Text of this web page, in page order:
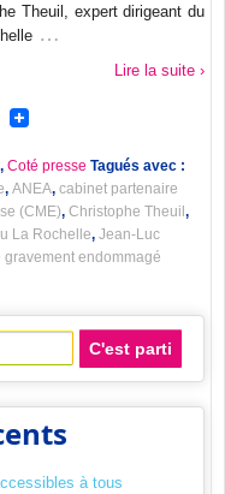
Theuil, expert dirigeant du
…
Lire la suite ›
, Coté presse Tagués avec :
, ANEA, cabinet partenaire
(CME), Christophe Theuil,
La Rochelle, Jean-Luc
gravement endommagé
à tous